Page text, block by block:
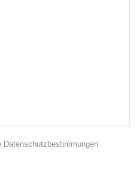
Datenschutzbestimmungen